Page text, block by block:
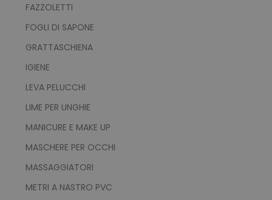
FAZZOLETTI
FOGLI DI SAPONE
GRATTASCHIENA
IGIENE
LEVA PELUCCHI
LIME PER UNGHIE
MANICURE E MAKE UP
MASCHERE PER OCCHI
MASSAGGIATORI
METRI A NASTRO PVC